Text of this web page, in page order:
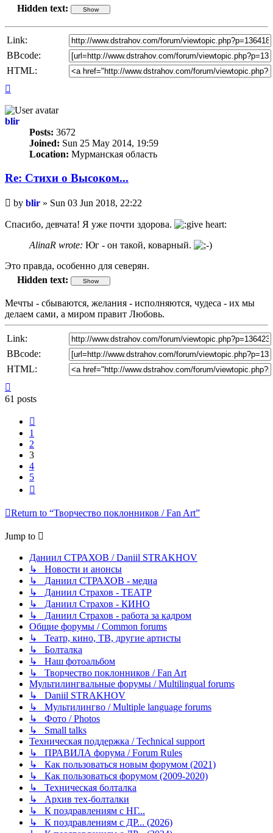
Hidden text:
Link:
BBcode:
HTML:
blir
Posts: 3672
Joined: Sun 25 May 2014, 19:59
Location: Мурманская область
Re: Стихи о Высоком...
Unread
post
by blir » Sun 03 Jun 2018, 22:22
Спасибо, девчата! Я уже почти здорова.
AlinaR wrote: Юг - он такой, коварный.
Это правда, особенно для северян.
Hidden text:
Мечты - сбываются, желания - исполняются, чудеса - их мы
делаем сами, а миром правит Любовь.
Link:
BBcode:
HTML:
61 posts
1
2
3
4
5
Return to “Творчество поклонников / Fan Art”
Jump to
Даниил СТРАХОВ / Daniil STRAKHOV
↳ Новости и анонсы
↳ Даниил СТРАХОВ - медиа
↳ Даниил Страхов - ТЕАТР
↳ Даниил Страхов - КИНО
↳ Даниил Страхов - работа за кадром
Общие форумы / Common forums
↳ Театр, кино, ТВ, другие артисты
↳ Болталка
↳ Наш фотоальбом
↳ Творчество поклонников / Fan Art
Мультилингвальные форумы / Multilingual forums
↳ Daniil STRAKHOV
↳ Мультилингво / Multiple language forums
↳ Фото / Photos
↳ Small talks
Техническая поддержка / Technical support
↳ ПРАВИЛА форума / Forum Rules
↳ Как пользоваться новым форумом (2021)
↳ Как пользоваться форумом (2009-2020)
↳ Техническая болталка
↳ Архив тех-болталки
↳ К поздравлениям с НГ...
↳ К поздравлениям с ДР... (2026)